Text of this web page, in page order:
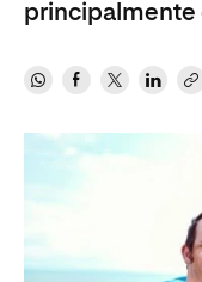
principalmente